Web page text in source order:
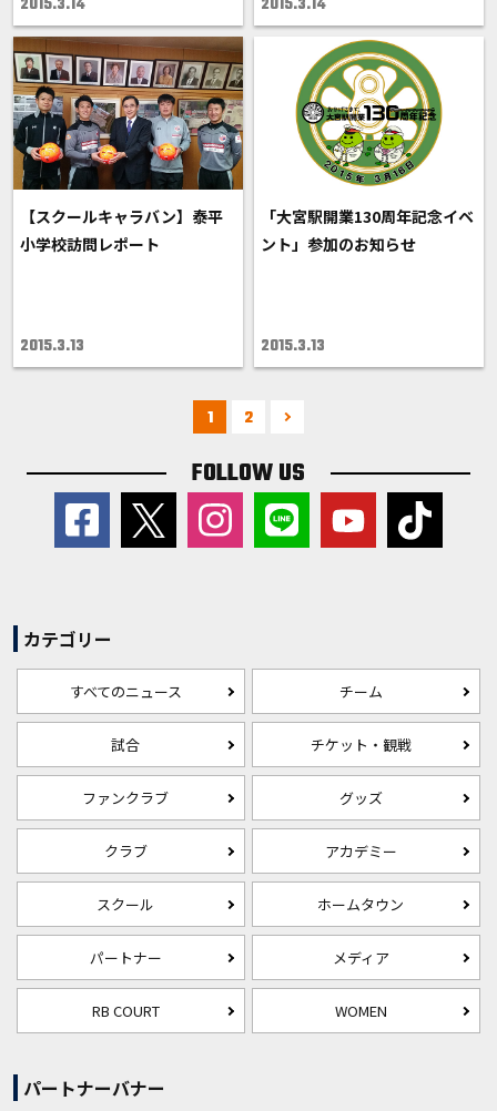
2015.3.14 2015.3.14
【スクールキャラバン】泰平
小学校訪問レポート
2015.3.13
「大宮駅開業130周年記念イベ
ント」参加のお知らせ
2015.3.13
1 2
FOLLOW US
カテゴリー
すべてのニュース チーム
試合 チケット・観戦
ファンクラブ グッズ
クラブ アカデミー
スクール ホームタウン
パートナー メディア
RB COURT WOMEN
パートナーバナー